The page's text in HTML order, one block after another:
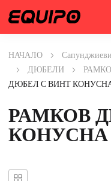
НАЧАЛО
ДЮБЕЛИ
ДЮБЕЛ С ВИНТ КОНУСНА
РАМКОВ
КОНУСНА